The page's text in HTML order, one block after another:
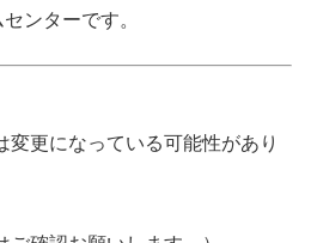
ンターです。
変更になっている可能性があり